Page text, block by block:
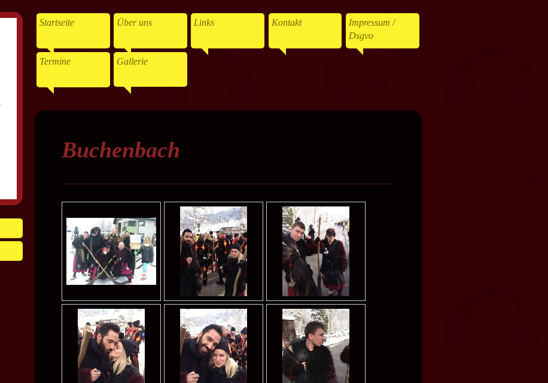
Startseite Über uns Links Kontakt
Impressum /
Dsgvo
Termine Gallerie
Buchenbach